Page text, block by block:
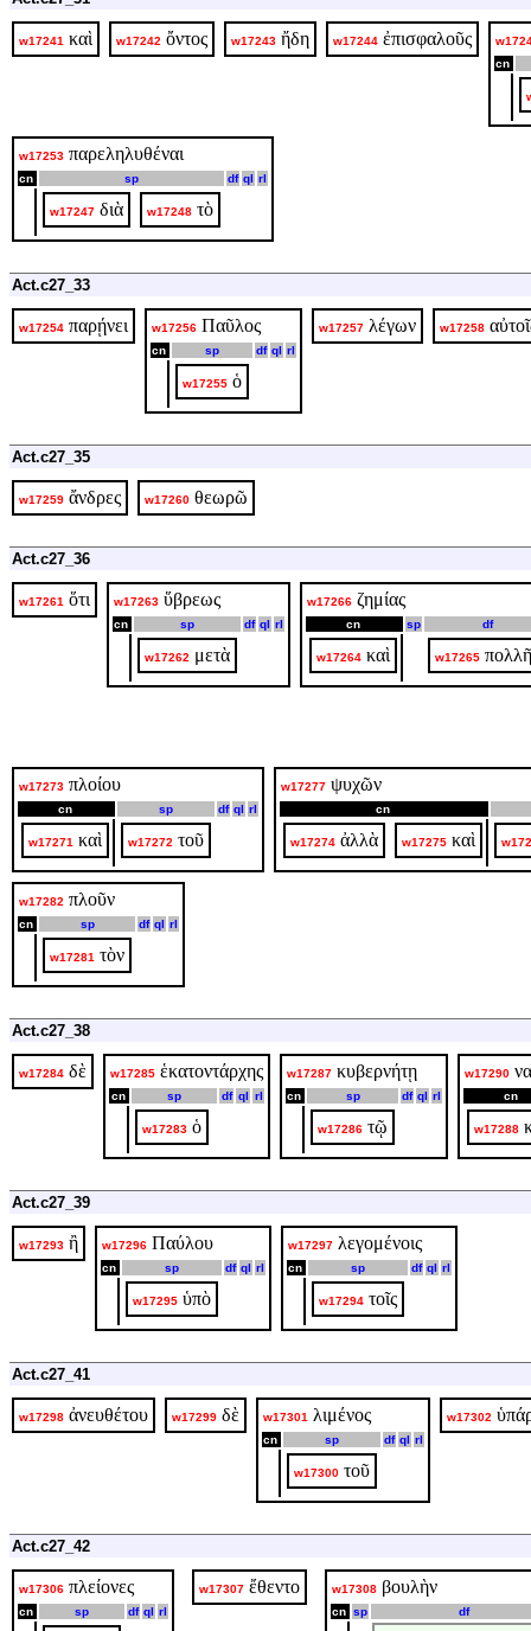
w17241 καὶ w17242 ὄντος w17243 ἤδη w17244 ἐπισφαλοῦς
cn
w17253 παρεληλυθέναι
cn sp df ql rl
w17247 διὰ w17248 τὸ
Act.c27_33
w17254 παρῄνει w17256 Παῦλος
cn sp df ql rl
w17255 ὁ
w17257 λέγων w17258
Act.c27_35
w17259 ἄνδρες w17260 θεωρῶ
Act.c27_36
w17261 ὅτι w17263 ὕβρεως
cn sp df ql rl
w17262 μετὰ
w17266 ζημίας
cn sp df
w17264 καὶ w17265
w17273 πλοίου
cn sp df ql rl
w17271 καὶ w17272 τοῦ
w17277 ψυχῶν
cn
w17274 ἀλλὰ w17275 καὶ
w17282 πλοῦν
cn sp df ql rl
w17281 τὸν
Act.c27_38
w17284 δὲ w17285 ἑκατοντάρχης
cn sp df ql rl
w17283 ὁ
w17287 κυβερνήτῃ
cn sp df ql rl
w17286 τῷ
w17290
cn
w17288
Act.c27_39
w17293 ἢ w17296 Παύλου
cn sp df ql rl
w17295 ὑπὸ
w17297 λεγομένοις
cn sp df ql rl
w17294 τοῖς
Act.c27_41
w17298 ἀνευθέτου w17299 δὲ w17301 λιμένος
cn sp df ql rl
w17300 τοῦ
w17302
Act.c27_42
w17306 πλείονες
cn sp df ql rl
w17307 ἔθεντο w17308 βουλὴν
cn sp df